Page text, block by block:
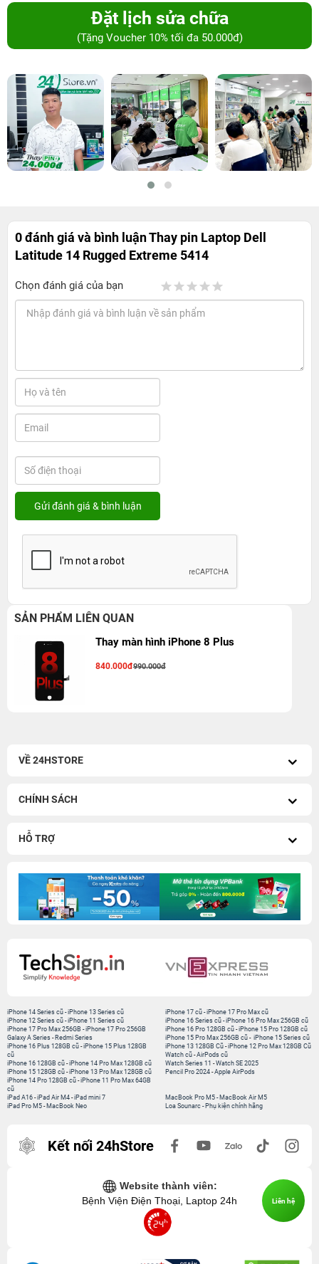
Đặt lịch sửa chữa
(Tặng Voucher 10% tối đa 50.000đ)
0 đánh giá và bình luậnThay pin Laptop Dell
Latitude 14 Rugged Extreme 5414
Chọn đánh giá của bạn
SẢN PHẨM LIÊN QUAN
Thay màn hình iPhone 8 Plus
840.000đ990.000đ
VỀ 24HSTORE
CHÍNH SÁCH
HỖ TRỢ
iPhone 14 Series cũ -iPhone 13 Series cũ
iPhone 12 Series cũ -iPhone 11 Series cũ
iPhone 17 Pro Max 256GB -iPhone 17 Pro 256GB
Galaxy A Series - Redmi Series
iPhone 17 cũ-iPhone 17 Pro Max cũ
iPhone 16 Series cũ- iPhone 16 Pro Max 256GB cũ
iPhone 16 Pro 128GB cũ-iPhone 15 Pro 128GB cũ
iPhone 15 Pro Max 256GB cũ- iPhone 15 Series cũ
iPhone 16 Plus 128GB cũ -iPhone 15 Plus 128GB
cũ
iPhone 16 128GB cũ -iPhone 14 Pro Max 128GB cũ
iPhone 15 128GB cũ -iPhone 13 Pro Max 128GB cũ
iPhone 14 Pro 128GB cũ -iPhone 11 Pro Max 64GB
cũ
iPhone 13 128GB Cũ-iPhone 12 Pro Max 128GB Cũ
Watch cũ-AirPods cũ
Watch Series 11 -Watch SE 2025
Pencil Pro 2024-Apple AirPods
iPad A16 -iPad Air M4 -iPad mini 7
iPad Pro M5 - MacBook Neo
MacBook Pro M5- MacBook Air M5
Loa Sounarc- Phụ kiện chính hãng
Kết nối 24hStore
Website thành viên:
Bệnh Viện Điện Thoại, Laptop 24h
Liên hệ